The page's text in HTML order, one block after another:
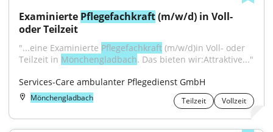
Examinierte Pflegefachkraft (m/w/d) in Voll-
oder Teilzeit
"...eine Examinierte Pflegefachkraft (m/w/d)in Voll- oder
Teilzeit in Mönchengladbach. Das bieten wir:Attraktive..."
Services-Care ambulanter Pflegedienst GmbH
Mönchengladbach Teilzeit Vollzeit